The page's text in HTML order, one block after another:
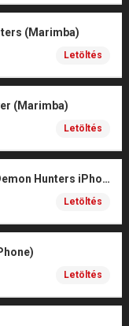
(Marimba)
Letöltés
(Marimba)
Letöltés
Your Idol – Saja Boys (KPop Demon Hunters iPhone)
Letöltés
Letöltés